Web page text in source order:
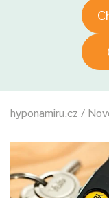
hyponamiru.cz /